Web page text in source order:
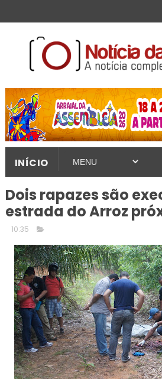
INÍCIO
Dois rapazes são
estrada do Arroz
10:35